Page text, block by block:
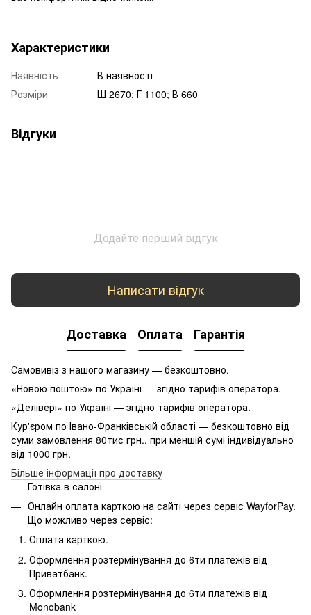
Характеристики
Наявність
В наявності
Розміри
Ш 2670; Г 1100; В 660
Відгуки
Додайте перший відгук
Написати відгук
Доставка Оплата Гарантія
Самовивіз з нашого магазину — безкоштовно.
«Новою поштою» по Україні — згідно тарифів оператора.
«Делівері» по Україні — згідно тарифів оператора.
Кур'єром по Івано-Франківській області — безкоштовно від
суми замовлення 80тис грн., при меншій сумі індивідуально
від 1000 грн.
Більше інформації про доставку
Готівка в салоні
Онлайн оплата карткою на сайті через сервіс WayforPay.
Що можливо через сервіс:
Оплата карткою.
Оформлення розтермінування до 6ти платежів від
Приватбанк.
Оформлення розтермінування до 6ти платежів від
Monobank